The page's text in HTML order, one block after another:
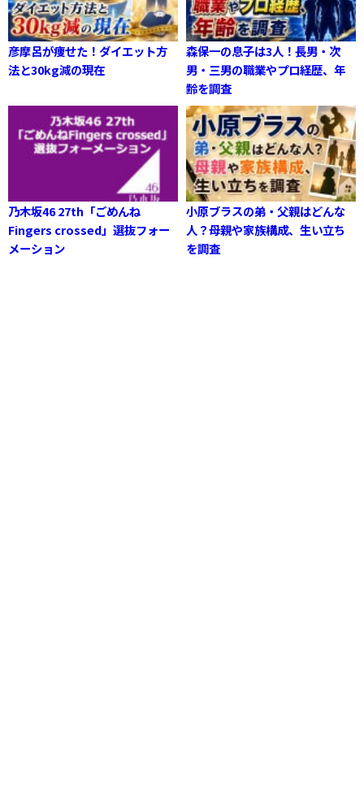
彦摩呂が痩せた！ダイエット方
法と30kg減の現在
森保一の息子は3人！長男・次
男・三男の職業やプロ経歴、年
齢を調査
乃木坂46 27th「ごめんね
Fingers crossed」選抜フォー
メーション
小原ブラスの弟・父親はどんな
人？母親や家族構成、生い立ち
を調査